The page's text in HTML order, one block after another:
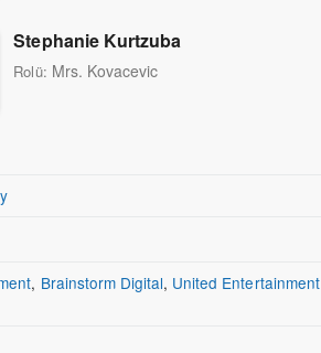
Stephanie Kurtzuba
Rolü: Mrs. Kovacevic
, Brainstorm Digital, United Entertainment